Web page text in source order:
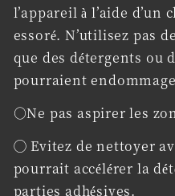
l’appareil à l’aide
essoré. N’utilisez pas
que des détergents ou
pourraient
○Ne pas aspirer les
◯ Evitez de nettoyer
pourrait accélérer la
parties adhésives.